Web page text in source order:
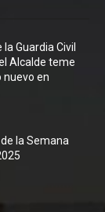
Guardia Civil
Alcalde teme
nuevo en
la Semana